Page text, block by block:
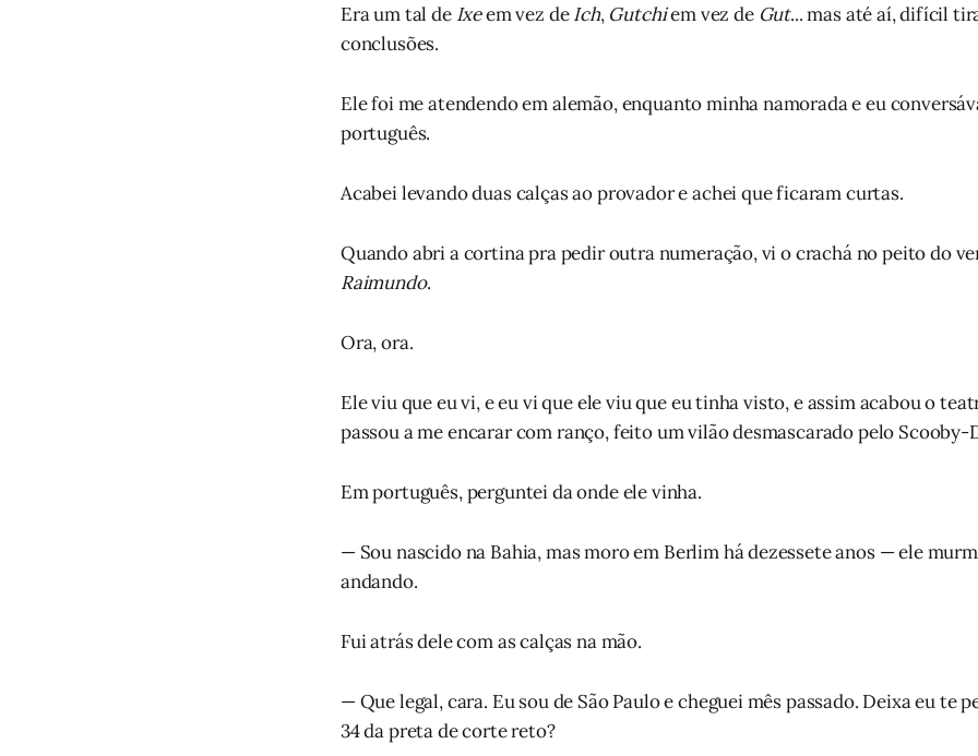
Era um tal de Ixeem vez deIch, Gutchiem vez de Gut... mas até aí, difícil
conclusões.
Ele foi me atendendo em alemão, enquanto minha namorada e eu
português.
Acabei levando duas calças ao provador e achei que ficaram curtas.
Quando abri a cortina pra pedir outra numeração, vi o crachá no peito do
Raimundo.
Ora, ora.
Ele viu que eu vi, e eu vi que ele viu que eu tinha visto, e assim acabou o
passou a me encarar com ranço, feito um vilão desmascarado pelo Scooby-
Em português, perguntei da onde ele vinha.
— Sou nascido na Bahia, mas moro em Berlim há dezessete anos — ele
andando.
Fui atrás dele com as calças na mão.
— Que legal, cara. Eu sou de São Paulo e cheguei mês passado. Deixa eu te
34 da preta de corte reto?